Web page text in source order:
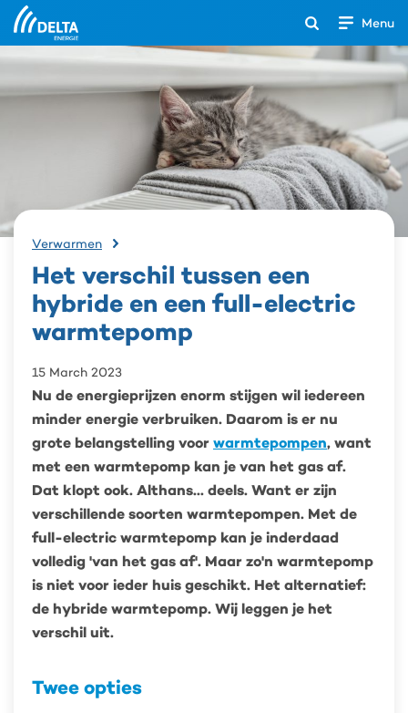
Menu
Open
het
zoekveld
Search
Verwarmen
tussen
een
hybride
en
een
electric
warmtepomp
Het verschil tussen een
hybride en een full-electric
warmtepomp
15 March 2023
Nu de energieprijzen enorm stijgen wil iedereen
minder energie verbruiken. Daarom is er nu
grote belangstelling voorwarmtepompen, want
met een warmtepomp kan je van het gas af.
Dat klopt ook. Althans... deels. Want er zijn
verschillende soorten warmtepompen. Met de
full-electric warmtepomp kan je inderdaad
volledig 'van het gas af'. Maar zo'n warmtepomp
is niet voor ieder huis geschikt. Het alternatief:
de hybride warmtepomp. Wij leggen je het
verschil uit.
Twee opties